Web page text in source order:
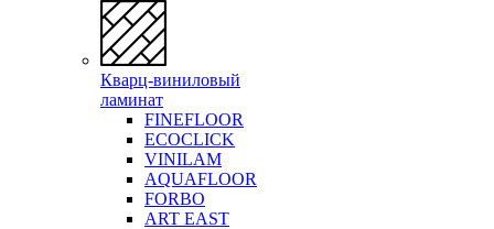
Кварц-виниловый
ламинат
FINEFLOOR
ECOCLICK
VINILAM
AQUAFLOOR
FORBO
ART EAST